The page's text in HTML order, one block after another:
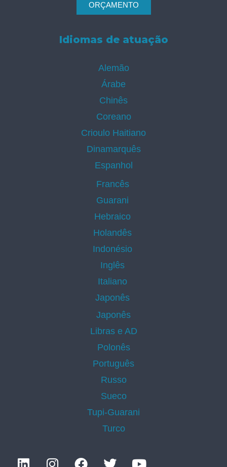
ORÇAMENTO
Idiomas de atuação
Alemão
Árabe
Chinês
Coreano
Crioulo Haitiano
Dinamarquês
Espanhol
Francês
Guarani
Hebraico
Holandês
Indonésio
Inglês
Italiano
Japonês
Japonês
Libras e AD
Polonês
Português
Russo
Sueco
Tupi-Guarani
Turco